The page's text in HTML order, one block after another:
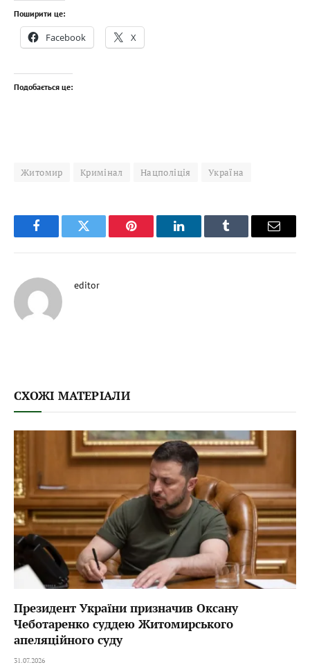
Поширити це:
Facebook X
Подобається це:
Житомир Кримінал Нацполіція Україна
FacebookTwitter Pinterest LinkedInTumblr Email
editor
СХОЖІ МАТЕРІАЛИ
Президент України призначив Оксану
Чеботаренко суддею Житомирського
апеляційного суду
31.07.2026